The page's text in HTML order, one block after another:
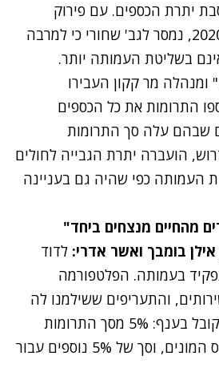
יתרת הכספים. עם פירוק
העמותה בחודש יולי 2020, נמסר לגב' שחורי כי למרבה
בשליטת העמותה יותר.
מר קקון העבירו
התרומות את כל הכספים
שבהם עלה סך התרומות
הועברה יתרת הגבייה לחולים
העמותה כפי שהיה גם בעניינה
מהחיים מנצחים ביחד"
בומבך ואשר אדרי: לדוד
בעמותה. הפלטפורמה
והתעריפים ששילמנו לה
שכשר טרחה זהים למקובל בענף: 5% מסך התרומות
עבור שירותי ביצוע גיוס המונים, וסך של 5% נוספים עבור